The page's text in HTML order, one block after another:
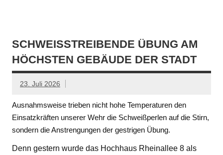
SCHWEISSTREIBENDE ÜBUNG AM H
ÖCHSTEN GEBÄUDE DER STADT
23. Juli 2026
Ausnahmsweise trieben nicht hohe Temperaturen den
Einsatzkräften unserer Wehr die Schweißperlen auf die Stirn,
sondern die Anstrengungen der gestrigen Übung.
Denn gestern wurde das Hochhaus Rheinallee 8 als